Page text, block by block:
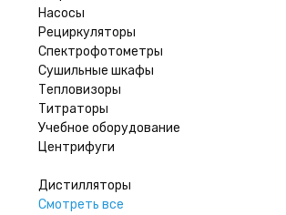
Насосы
Рециркуляторы
Спектрофотометры
Сушильные шкафы
Тепловизоры
Титраторы
Учебное оборудование
Центрифуги
Дистилляторы
Смотреть все